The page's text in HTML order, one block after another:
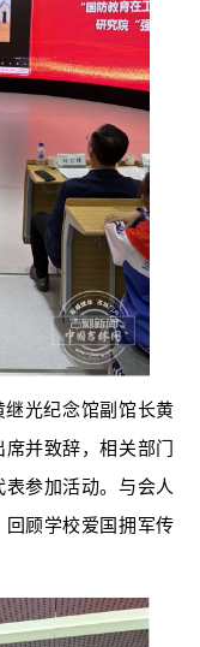
光纪念馆副馆长黄
并致辞，相关部门
参加活动。与会人
回顾学校爱国拥军传